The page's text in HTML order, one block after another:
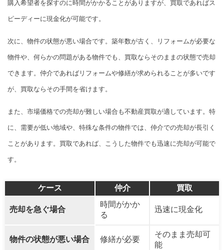
購入希望者を探すのに時間がかかることがありますが、買取であればス
ピーディーに現金化が可能です。
次に、物件の状態が悪い場合です。築年数が古く、リフォームが必要な
物件や、何らかの問題がある物件でも、買取ならそのままの状態で売却
できます。仲介であればリフォームや修繕が求められることが多いです
が、買取ならその手間を省けます。
また、市場価格での売却が難しい場合も不動産買取が適しています。特
に、需要が低い地域や、特殊な条件の物件では、仲介での売却が長引く
ことがあります。買取であれば、こうした物件でも迅速に売却が可能で
す。
ケース 仲介 買取
売却を急ぐ場合
時間がかか
る
迅速に現金化
物件の状態が悪い場合 修繕が必要
そのまま売却可
能